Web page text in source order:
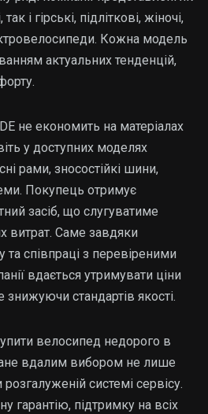
і гірські, підліткові, жіночі,
Кожна модель
актуальних тенденцій,
не економить на матеріалах
у доступних моделях
рами, зносостійкі шини,
Покупець отримує
засіб, що слугуватиме
витрат. Саме завдяки
співпраці з перевіреними
вдається утримувати ціни
знижуючи стандартів якості.
велосипед недорого в
вдалим вибором не лише
системі сервісу.
гарантію, підтримку на всіх